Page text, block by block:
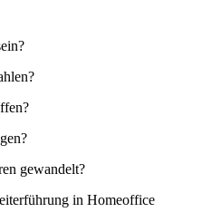
gewandelt?
in Homeoffice